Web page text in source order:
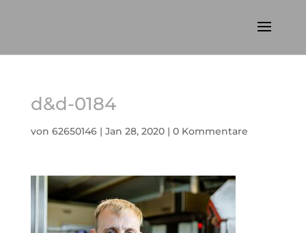
d&d-0184
von 62650146| Jan 28, 2020| 0 Kommentare